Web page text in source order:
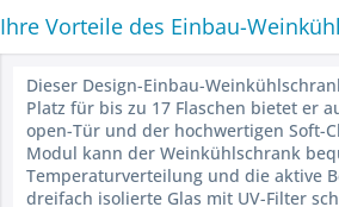
Ihre Vorteile des Einbau-
Dieser Design-Einbau-
Platz für bis zu 17 Flaschen bietet er
open-Tür und der hochwertigen Soft-
Modul kann der Weinkühlschrank
Temperaturverteilung und die aktive
dreifach isolierte Glas mit UV-Filter